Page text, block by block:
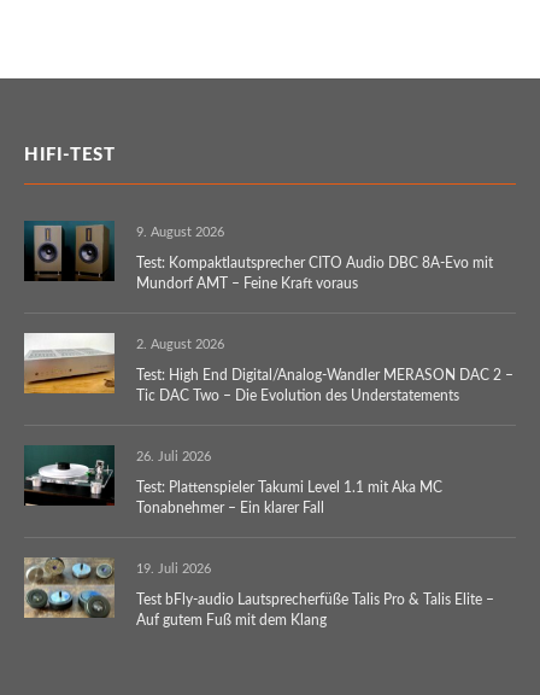
HIFI-TEST
9. August 2026
Test: Kompaktlautsprecher CITO Audio DBC 8A-Evo mit
Mundorf AMT – Feine Kraft voraus
2. August 2026
Test: High End Digital/Analog-Wandler MERASON DAC 2 –
Tic DAC Two – Die Evolution des Understatements
26. Juli 2026
Test: Plattenspieler Takumi Level 1.1 mit Aka MC
Tonabnehmer – Ein klarer Fall
19. Juli 2026
Test bFly-audio Lautsprecherfüße Talis Pro & Talis Elite –
Auf gutem Fuß mit dem Klang